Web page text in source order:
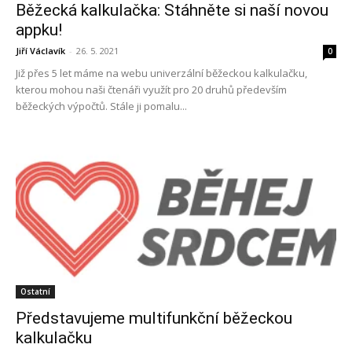
Běžecká kalkulačka: Stáhněte si naší novou
appku!
Jiří Václavík - 26. 5. 2021 0
Již přes 5 let máme na webu univerzální běžeckou kalkulačku,
kterou mohou naši čtenáři využít pro 20 druhů především
běžeckých výpočtů. Stále ji pomalu...
Ostatní
Představujeme multifunkční běžeckou
kalkulačku